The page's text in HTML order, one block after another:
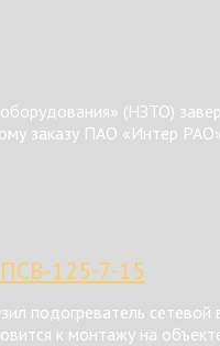
(НЗТО)
заказу ПАО «Интер
125-7-15
подогреватель
к монтажу на